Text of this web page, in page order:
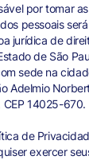
por tomar
pessoais será
jurídica de
de São
sede na
Adelmio
CEP 14025-670.
de
exercer